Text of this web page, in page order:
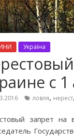
Україна
с 1
ловля, нерест,
запрет